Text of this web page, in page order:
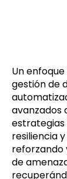
Un
gestión de
avanzados
estrategias
resiliencia
reforzando
de